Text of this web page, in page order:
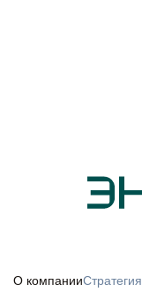
О компанииСтратегия